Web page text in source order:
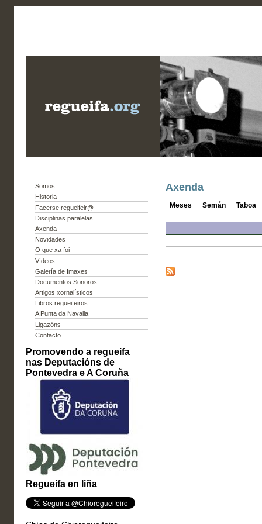
Somos
Historia
Facerse regueifeir@
Disciplinas paralelas
Axenda
Novidades
O que xa foi
Vídeos
Galería de Imaxes
Documentos Sonoros
Artigos xornalísticos
Libros regueifeiros
A Punta da Navalla
Ligazóns
Contacto
Promovendo a regueifa
nas Deputacións de
Pontevedra e A Coruña
Regueifa en liña
Axenda
Meses Semán Taboa